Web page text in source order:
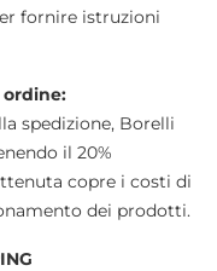
fornire istruzioni
ordine:
spedizione, Borelli
il 20%
copre i costi di
dei prodotti.